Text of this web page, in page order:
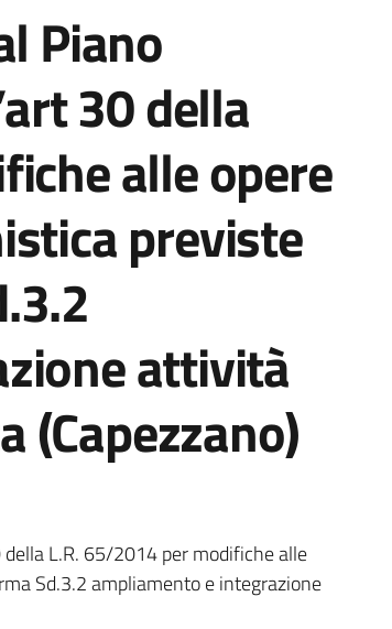
Piano
30 della
alle opere
previste
attività
(Capezzano)
L.R. 65/2014 per modifiche alle
Sd.3.2 ampliamento e integrazione